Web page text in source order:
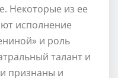
Некоторые из ее
исполнение
и роль
талант и
признаны и